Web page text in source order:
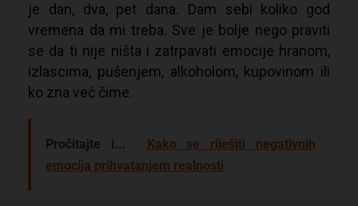
je dan, dva, pet dana. Dam sebi koliko god
vremena da mi treba. Sve je bolje nego praviti
se da ti nije ništa i zatrpavati emocije hranom,
izlascima, pušenjem, alkoholom, kupovinom ili
ko zna već čime.
Pročitajte i...
Kako se riješiti negativnih
emocija prihvatanjem realnosti